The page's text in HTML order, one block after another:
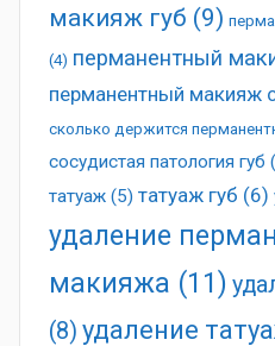
макияж губ (9)
(4) перманентный
перманентный макияж
сколько держится
сосудистая патология губ
татуаж (5) татуаж губ (6)
удаление
макияжа (11)
(8) удаление